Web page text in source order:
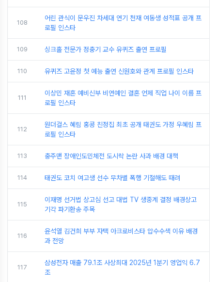
108
어린 관식이 문우진 차세대 연기 천재 여동생 성적표 공개 프
로필 인스타
109 싱크홀 전문가 정충기 교수 유퀴즈 출연 프로필
110 유퀴즈 고윤정 첫 예능 출연 신원호와 관계 프로필 인스타
111
이상민 재혼 예비신부 비연예인 결혼 언제 직업 나이 이름 프
로필 인스타
112
원더걸스 혜림 홍콩 친정집 최초 공개 태권도 가정 우혜림 프
로필 인스타
113 충주맨 장애인도민체전 도시락 논란 사과 배경 대책
114 태권도 코치 여고생 선수 무차별 폭행 기절해도 때려
115
이재명 선거법 상고심 선고 대법 TV 생중계 결정 배경상고
기각 파기환송 주목
116
윤석열 김건희 부부 자택 아크로비스타 압수수색 이유 배경
과 전망
117
삼성전자 매출 79.1조 사상최대 2025년 1분기 영업익 6.7
조